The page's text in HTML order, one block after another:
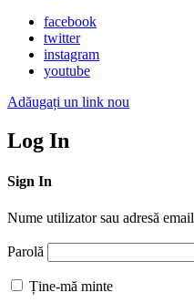
facebook
twitter
instagram
youtube
Adăugați un link nou
Log In
Sign In
Nume utilizator sau adresă email
Parolă
Ține-mă minte